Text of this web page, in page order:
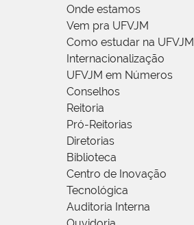
Onde estamos
Vem pra UFVJM
Como estudar na UFVJM
Internacionalização
UFVJM em Números
Conselhos
Reitoria
Pró-Reitorias
Diretorias
Biblioteca
Centro de Inovação
Tecnológica
Auditoria Interna